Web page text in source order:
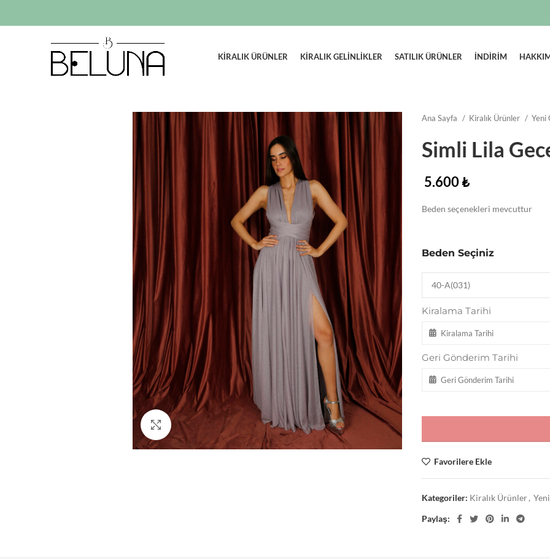
KIRALIK ÜRÜNLER KIRALIK GELINLIKLER SATILIK ÜRÜNLER İNDİRİM
Click to enlarge
Ana Sayfa Kiralık Ürünler Yeni
Simli Lila
5.600₺
Beden seçenekleri mevcuttur
Beden Seçiniz
Kiralama Tarihi
Geri Gönderim Tarihi
Favorilere Ekle
Kategoriler: Kiralık Ürünler,
Paylaş: